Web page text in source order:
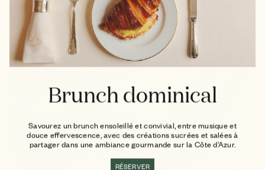
Brunch dominical
Savourez un brunch ensoleillé et convivial, entre musique et
douce effervescence, avec des créations sucrées et salées à
partager dans une ambiance gourmande sur la Côte d’Azur.
RÉSERVER